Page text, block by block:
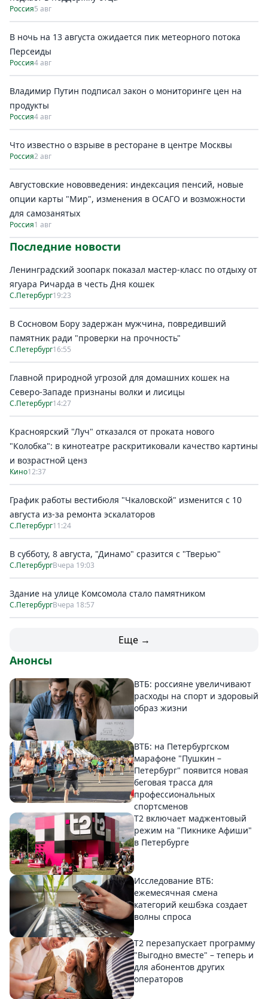
Россия5 авг
В ночь на 13 августа ожидается пик метеорного потока
Персеиды
Россия4 авг
Владимир Путин подписал закон о мониторинге цен на
продукты
Россия4 авг
Что известно о взрыве в ресторане в центре Москвы
Россия2 авг
Августовские нововведения: индексация пенсий, новые
опции карты "Мир", изменения в ОСАГО и возможности
для самозанятых
Россия1 авг
Последние новости
Ленинградский зоопарк показал мастер-класс по отдыху от
ягуара Ричарда в честь Дня кошек
С.Петербург19:23
В Сосновом Бору задержан мужчина, повредивший
памятник ради "проверки на прочность"
С.Петербург16:55
Главной природной угрозой для домашних кошек на
Северо-Западе признаны волки и лисицы
С.Петербург14:27
Красноярский "Луч" отказался от проката нового
"Колобка": в кинотеатре раскритиковали качество картины
и возрастной ценз
Кино12:37
График работы вестибюля "Чкаловской" изменится с 10
августа из-за ремонта эскалаторов
С.Петербург11:24
В субботу, 8 августа, "Динамо" сразится с "Тверью"
С.ПетербургВчера 19:03
Здание на улице Комсомола стало памятником
С.ПетербургВчера 18:57
Еще →
Анонсы
ВТБ: россияне увеличивают
расходы на спорт и здоровый
образ жизни
ВТБ: на Петербургском
марафоне "Пушкин –
Петербург" появится новая
беговая трасса для
профессиональных
спортсменов
Т2 включает маджентовый
режим на "Пикнике Афиши"
в Петербурге
Исследование ВТБ:
ежемесячная смена
категорий кешбэка создает
волны спроса
Т2 перезапускает программу
"Выгодно вместе" – теперь и
для абонентов других
операторов